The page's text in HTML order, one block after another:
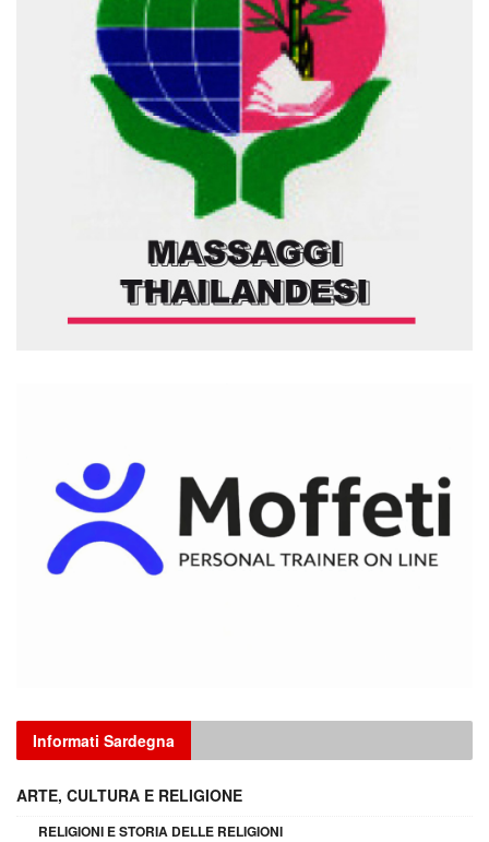
Informati Sardegna
ARTE, CULTURA E RELIGIONE
RELIGIONI E STORIA DELLE RELIGIONI